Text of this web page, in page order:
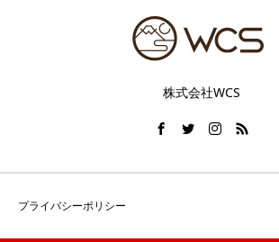
株式会社WCS
プライバシーポリシー